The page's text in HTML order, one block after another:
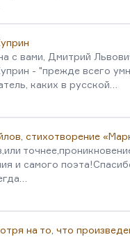
с вами, Дмитрий
- "прежде всего
каких в русской…
стихотворение
и самого
на то, что